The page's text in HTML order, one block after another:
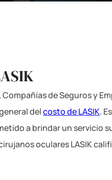
Compañías de Seguros
delcosto de LASIK.
a brindar un servicio
oculares LASIK